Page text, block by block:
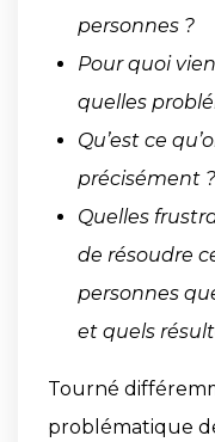
personnes ?
Pour quoi
quelles
Qu’est ce
précisément ?
Quelles
de résoudre
personnes
et quels
Tourné
problématique